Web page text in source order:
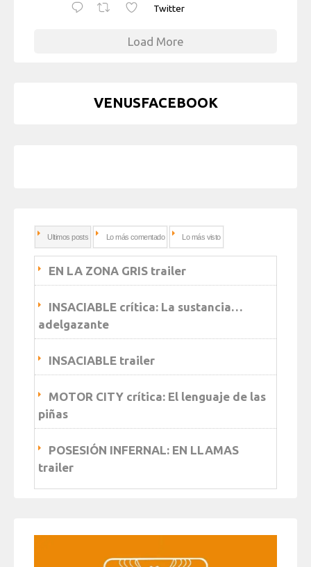
Twitter
Load More
VENUSFACEBOOK
Ultimos posts Lo más comentado Lo más visto
EN LA ZONA GRIS trailer
INSACIABLE crítica: La sustancia…
adelgazante
INSACIABLE trailer
MOTOR CITY crítica: El lenguaje de las
piñas
POSESIÓN INFERNAL: EN LLAMAS
trailer